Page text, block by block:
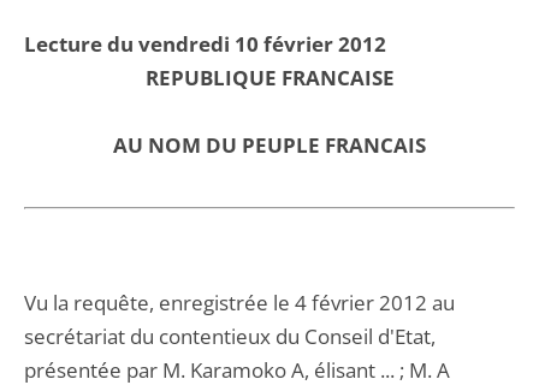
Lecture du vendredi 10 février 2012
REPUBLIQUE FRANCAISE
AU NOM DU PEUPLE FRANCAIS
Vu la requête, enregistrée le 4 février 2012 au
secrétariat du contentieux du Conseil d'Etat,
présentée par M. Karamoko A, élisant ... ; M. A